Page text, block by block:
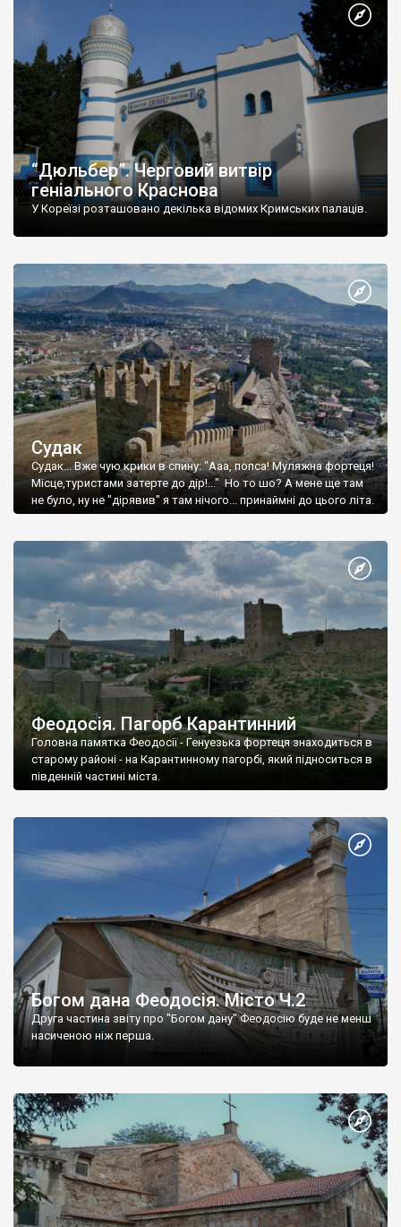
“Дюльбер”. Черговий витвір
геніального Краснова
У Кореїзі розташовано декілька відомих Кримських палаців.
Судак
Судак... Вже чую крики в спину: "Ааа, попса! Муляжна фортеця!
Місце,туристами затерте до дір!..." Но то шо? А мене ще там
не було, ну не "дірявив" я там нічого... принаймні до цього літа.
Феодосія. Пагорб Карантинний
Головна памятка Феодосії - Генуезька фортеця знаходиться в
старому районі - на Карантинному пагорбі, який підноситься в
південній частині міста.
Богом дана Феодосія. Місто Ч.2
Друга частина звіту про "Богом дану" Феодосію буде не менш
насиченою ніж перша.